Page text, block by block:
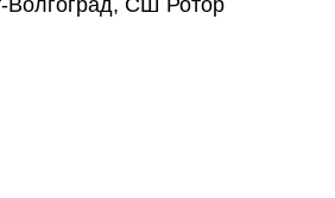
СШ Ротор